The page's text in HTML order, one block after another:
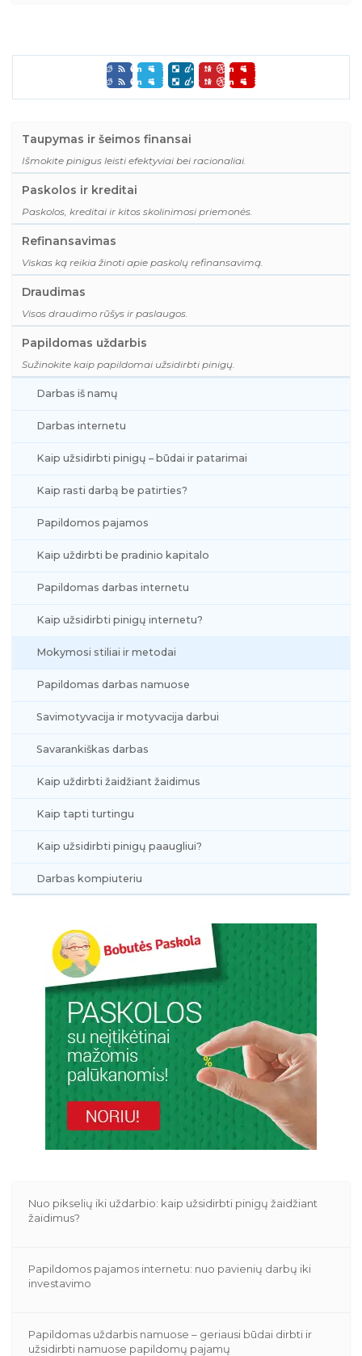
Taupymas ir šeimos finansai
Išmokite pinigus leisti efektyviai bei racionaliai.
Paskolos ir kreditai
Paskolos, kreditai ir kitos skolinimosi priemonės.
Refinansavimas
Viskas ką reikia žinoti apie paskolų refinansavimą.
Draudimas
Visos draudimo rūšys ir paslaugos.
Papildomas uždarbis
Sužinokite kaip papildomai užsidirbti pinigų.
Darbas iš namų
Darbas internetu
Kaip užsidirbti pinigų – būdai ir patarimai
Kaip rasti darbą be patirties?
Papildomos pajamos
Kaip uždirbti be pradinio kapitalo
Papildomas darbas internetu
Kaip užsidirbti pinigų internetu?
Mokymosi stiliai ir metodai
Papildomas darbas namuose
Savimotyvacija ir motyvacija darbui
Savarankiškas darbas
Kaip uždirbti žaidžiant žaidimus
Kaip tapti turtingu
Kaip užsidirbti pinigų paaugliui?
Darbas kompiuteriu
Nuo pikselių iki uždarbio: kaip užsidirbti pinigų žaidžiant
žaidimus?
Papildomos pajamos internetu: nuo pavienių darbų iki
investavimo
Papildomas uždarbis namuose – geriausi būdai dirbti ir
užsidirbti namuose papildomų pajamų